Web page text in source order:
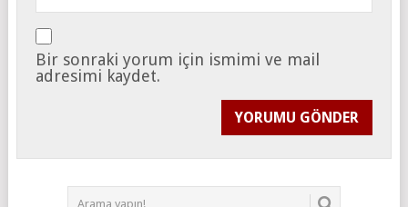
Bir sonraki yorum için ismimi ve mail
adresimi kaydet.